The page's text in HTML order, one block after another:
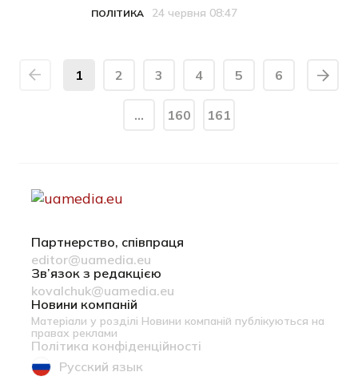
Категорія
ПОЛІТИКА
Дата публікації
24 червня 08:47
1 2 3 4 5 6
… 160 161
Партнерство, співпраця
editor@uamedia.eu
Зв’язок з редакцією
kovalchuk@uamedia.eu
Новини компаній
Матеріали у розділі Новини компаній публікуються на
правах реклами
Політика конфіденційності
Русский язык